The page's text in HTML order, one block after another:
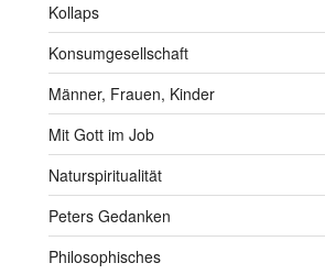
Kollaps
Konsumgesellschaft
Männer, Frauen, Kinder
Mit Gott im Job
Naturspiritualität
Peters Gedanken
Philosophisches